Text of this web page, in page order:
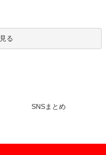
る
SNSまとめ